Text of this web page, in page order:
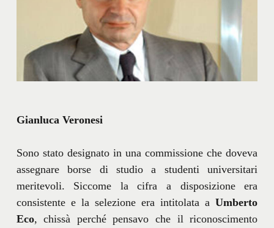
Gianluca Veronesi
Sono stato designato in una commissione che doveva
assegnare borse di studio a studenti universitari
meritevoli. Siccome la cifra a disposizione era
consistente e la selezione era intitolata aUmberto
Eco, chissà perché pensavo che il riconoscimento